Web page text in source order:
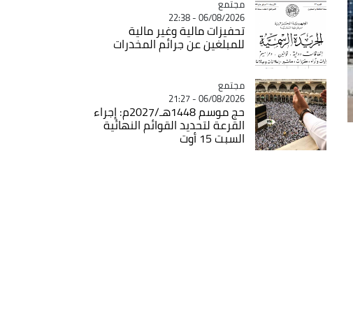
Catégorie
مجتمع
06/08/2026 - 22:38
تحفيزات مالية وغير مالية
للمبلغين عن جرائم المخدرات
Catégorie
مجتمع
06/08/2026 - 21:27
حج موسم 1448هـ/2027م: إجراء
القرعة لتحديد القوائم النهائية
السبت 15 أوت